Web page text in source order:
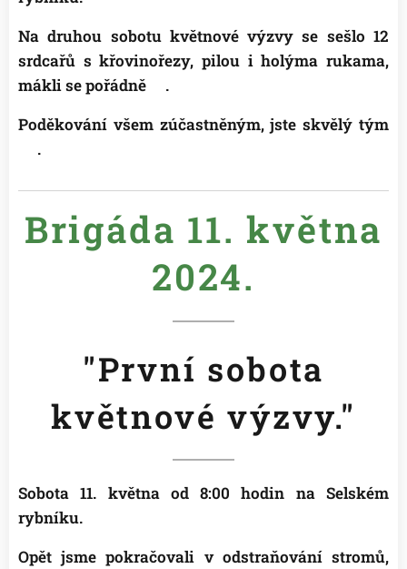
Na druhou sobotu květnové výzvy se sešlo 12
srdcařů s křovinořezy, pilou i holýma rukama,
mákli se pořádně👍.
Poděkování všem zúčastněným, jste skvělý tým
.
Brigáda 11. května
2024.
"První sobota
květnové výzvy."
Sobota 11. května od 8:00 hodin na Selském
rybníku.
Opět jsme pokračovali v odstraňování stromů,